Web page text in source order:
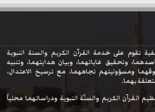
تقوم على خدمة القرآن الكريم والسنة النبوية
وتحقيق غاياتهما، وبيان هدايتهما، وتنبيه
ومسؤوليتهم تجاههما، مع ترسيخ الاعتدال،
بهما.
القرآن الكريم والسنّة النبوية ودراساتهما محلياً